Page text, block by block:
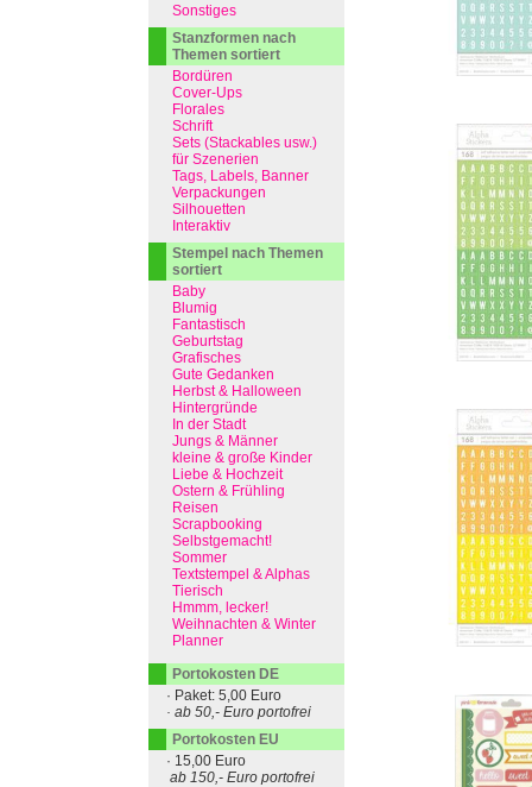
Sonstiges
Stanzformen nach
Themen sortiert
Bordüren
Cover-Ups
Florales
Schrift
Sets (Stackables usw.)
für Szenerien
Tags, Labels, Banner
Verpackungen
Silhouetten
Interaktiv
Stempel nach Themen
sortiert
Baby
Blumig
Fantastisch
Geburtstag
Grafisches
Gute Gedanken
Herbst & Halloween
Hintergründe
In der Stadt
Jungs & Männer
kleine & große Kinder
Liebe & Hochzeit
Ostern & Frühling
Reisen
Scrapbooking
Selbstgemacht!
Sommer
Textstempel & Alphas
Tierisch
Hmmm, lecker!
Weihnachten & Winter
Planner
Portokosten DE
· Paket: 5,00 Euro
· ab 50,- Euro portofrei
Portokosten EU
· 15,00 Euro
ab 150,- Euro portofrei